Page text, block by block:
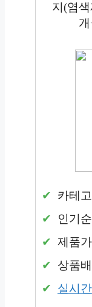
지(염
카테
인기
제품
상품
실시